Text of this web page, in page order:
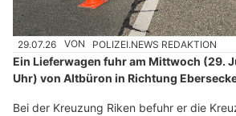
29.07.26 VON POLIZEI.NEWS REDAKTION
Ein Lieferwagen fuhr am Mittwoch (29.
Uhr) von Altbüron in Richtung
Bei der Kreuzung Riken befuhr er die